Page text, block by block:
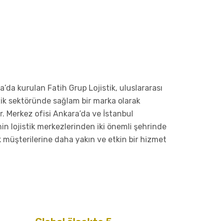
kurulan Fatih Grup Lojistik, uluslararası
sektöründe sağlam bir marka olarak
Merkez ofisi Ankara’da ve İstanbul
lojistik merkezlerinden iki önemli şehrinde
daha yakın ve etkin bir hizmet